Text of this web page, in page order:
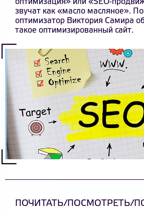
оптимизация» или «SEO-
звучат как «масло масляное».
оптимизатор Виктория Самира
такое оптимизированный сайт.
ПОЧИТАТЬ/ПОСМОТРЕТЬ/